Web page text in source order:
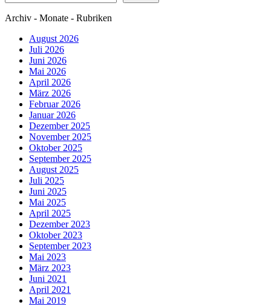
Archiv - Monate - Rubriken
August 2026
Juli 2026
Juni 2026
Mai 2026
April 2026
März 2026
Februar 2026
Januar 2026
Dezember 2025
November 2025
Oktober 2025
September 2025
August 2025
Juli 2025
Juni 2025
Mai 2025
April 2025
Dezember 2023
Oktober 2023
September 2023
Mai 2023
März 2023
Juni 2021
April 2021
Mai 2019